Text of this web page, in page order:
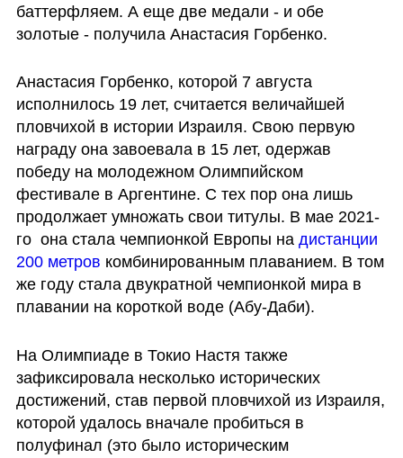
баттерфляем. А еще две медали - и обе
золотые - получила Анастасия Горбенко.
Анастасия Горбенко, которой 7 августа
исполнилось 19 лет, считается величайшей
пловчихой в истории Израиля. Свою первую
награду она завоевала в 15 лет, одержав
победу на молодежном Олимпийском
фестивале в Аргентине. С тех пор она лишь
продолжает умножать свои титулы. В мае 2021-
го  она стала чемпионкой Европы на дистанции
200 метров комбинированным плаванием. В том
же году стала двукратной чемпионкой мира в
плавании на короткой воде (Абу-Даби).
На Олимпиаде в Токио Настя также
зафиксировала несколько исторических
достижений, став первой пловчихой из Израиля,
которой удалось вначале пробиться в
полуфинал (это было историческим